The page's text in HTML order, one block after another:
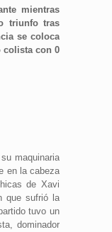
mientras
triunfo tras
se coloca
colista con 0
maquinaria
en la cabeza
de Xavi
que sufrió la
tuvo un
dominador